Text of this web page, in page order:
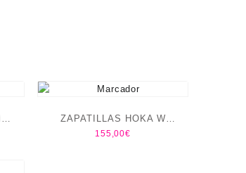
ZAPATILLAS HOKA W
CLIPTON 10
155,00€